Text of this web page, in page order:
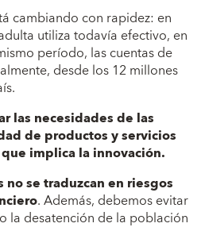
cambiando con rapidez: en
utiliza todavía efectivo, en
período, las cuentas de
desde los 12 millones
las necesidades de las
de productos y servicios
implica la innovación.
se traduzcan en riesgos
. Además, debemos evitar
la desatención de la población